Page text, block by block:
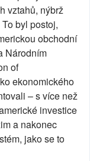
vztahů, nýbrž
byl postoj,
obchodní
Národním
of
ekonomického
– s více než
investice
a nakonec
jako se to